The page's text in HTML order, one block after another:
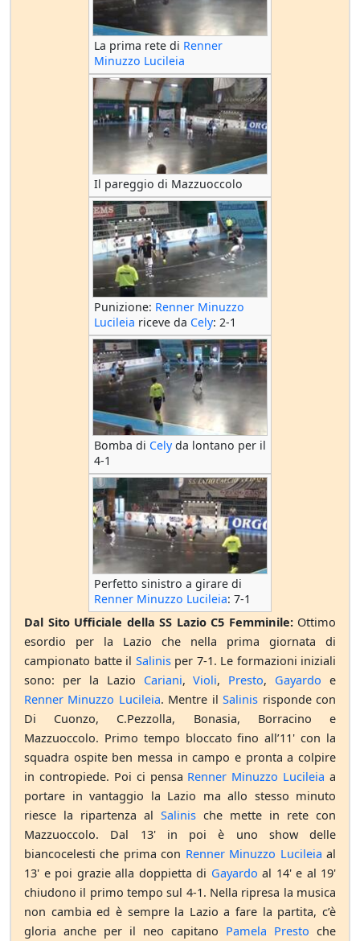
La prima rete di Renner
Minuzzo Lucileia
Il pareggio di Mazzuoccolo
Punizione: Renner Minuzzo
Lucileia riceve da Cely: 2-1
Bomba di Cely da lontano per il
4-1
Perfetto sinistro a girare di
Renner Minuzzo Lucileia: 7-1
Dal Sito Ufficiale della SS Lazio C5 Femminile:Ottimo
esordio per la Lazio che nella prima giornata di
campionato batte il Salinisper 7-1. Le formazioni iniziali
sono: per la Lazio Cariani,Violi, Presto, Gayardo e
Renner Minuzzo Lucileia. Mentre ilSalinis risponde con
Di Cuonzo, C.Pezzolla, Bonasia, Borracino e
Mazzuoccolo. Primo tempo bloccato fino all’11' con la
squadra ospite ben messa in campo e pronta a colpire
in contropiede. Poi ci pensa Renner Minuzzo Lucileia a
portare in vantaggio la Lazio ma allo stesso minuto
riesce la ripartenza al Salinis che mette in rete con
Mazzuoccolo. Dal 13' in poi è uno show delle
biancocelesti che prima con Renner Minuzzo Lucileia al
13' e poi grazie alla doppietta di Gayardo al 14' e al 19'
chiudono il primo tempo sul 4-1. Nella ripresa la musica
non cambia ed è sempre la Lazio a fare la partita, c’è
gloria anche per il neo capitano Pamela Presto che